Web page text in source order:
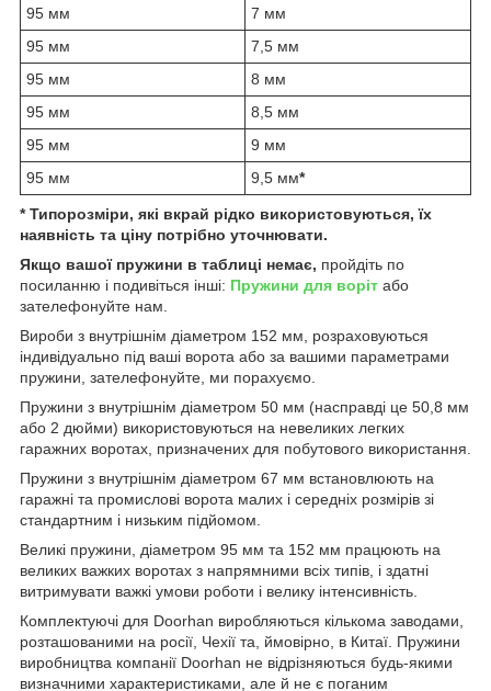
95 мм
7 мм
95 мм
7,5 мм
95 мм
8 мм
95 мм
8,5 мм
95 мм
9 мм
95 мм
9,5 мм*
* Типорозміри, які вкрай рідко використовуються, їх
наявність та ціну потрібно уточнювати.
Якщо вашої пружини в таблиці немає, пройдіть по
посиланню і подивіться інші: Пружини для воріт або
зателефонуйте нам.
Вироби з внутрішнім діаметром 152 мм, розраховуються
індивідуально під ваші ворота або за вашими параметрами
пружини, зателефонуйте, ми порахуємо.
Пружини з внутрішнім діаметром 50 мм (насправді це 50,8 мм
або 2 дюйми) використовуються на невеликих легких
гаражних воротах, призначених для побутового використання.
Пружини з внутрішнім діаметром 67 мм встановлюють на
гаражні та промислові ворота малих і середніх розмірів зі
стандартним і низьким підйомом.
Великі пружини, діаметром 95 мм та 152 мм працюють на
великих важких воротах з напрямними всіх типів, і здатні
витримувати важкі умови роботи і велику інтенсивність.
Комплектуючі для Doorhan виробляються кількома заводами,
розташованими на росії, Чехії та, ймовірно, в Китаї. Пружини
виробництва компанії Doorhan не відрізняються будь-якими
визначними характеристиками, але й не є поганим